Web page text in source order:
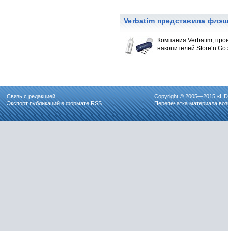
Verbatim представила
Компания Verbatim,
накопителей
Связь с редакцией
Экспорт публикаций в форматеRSS
Copyright © 2005—2015 «
Перепечатка материала